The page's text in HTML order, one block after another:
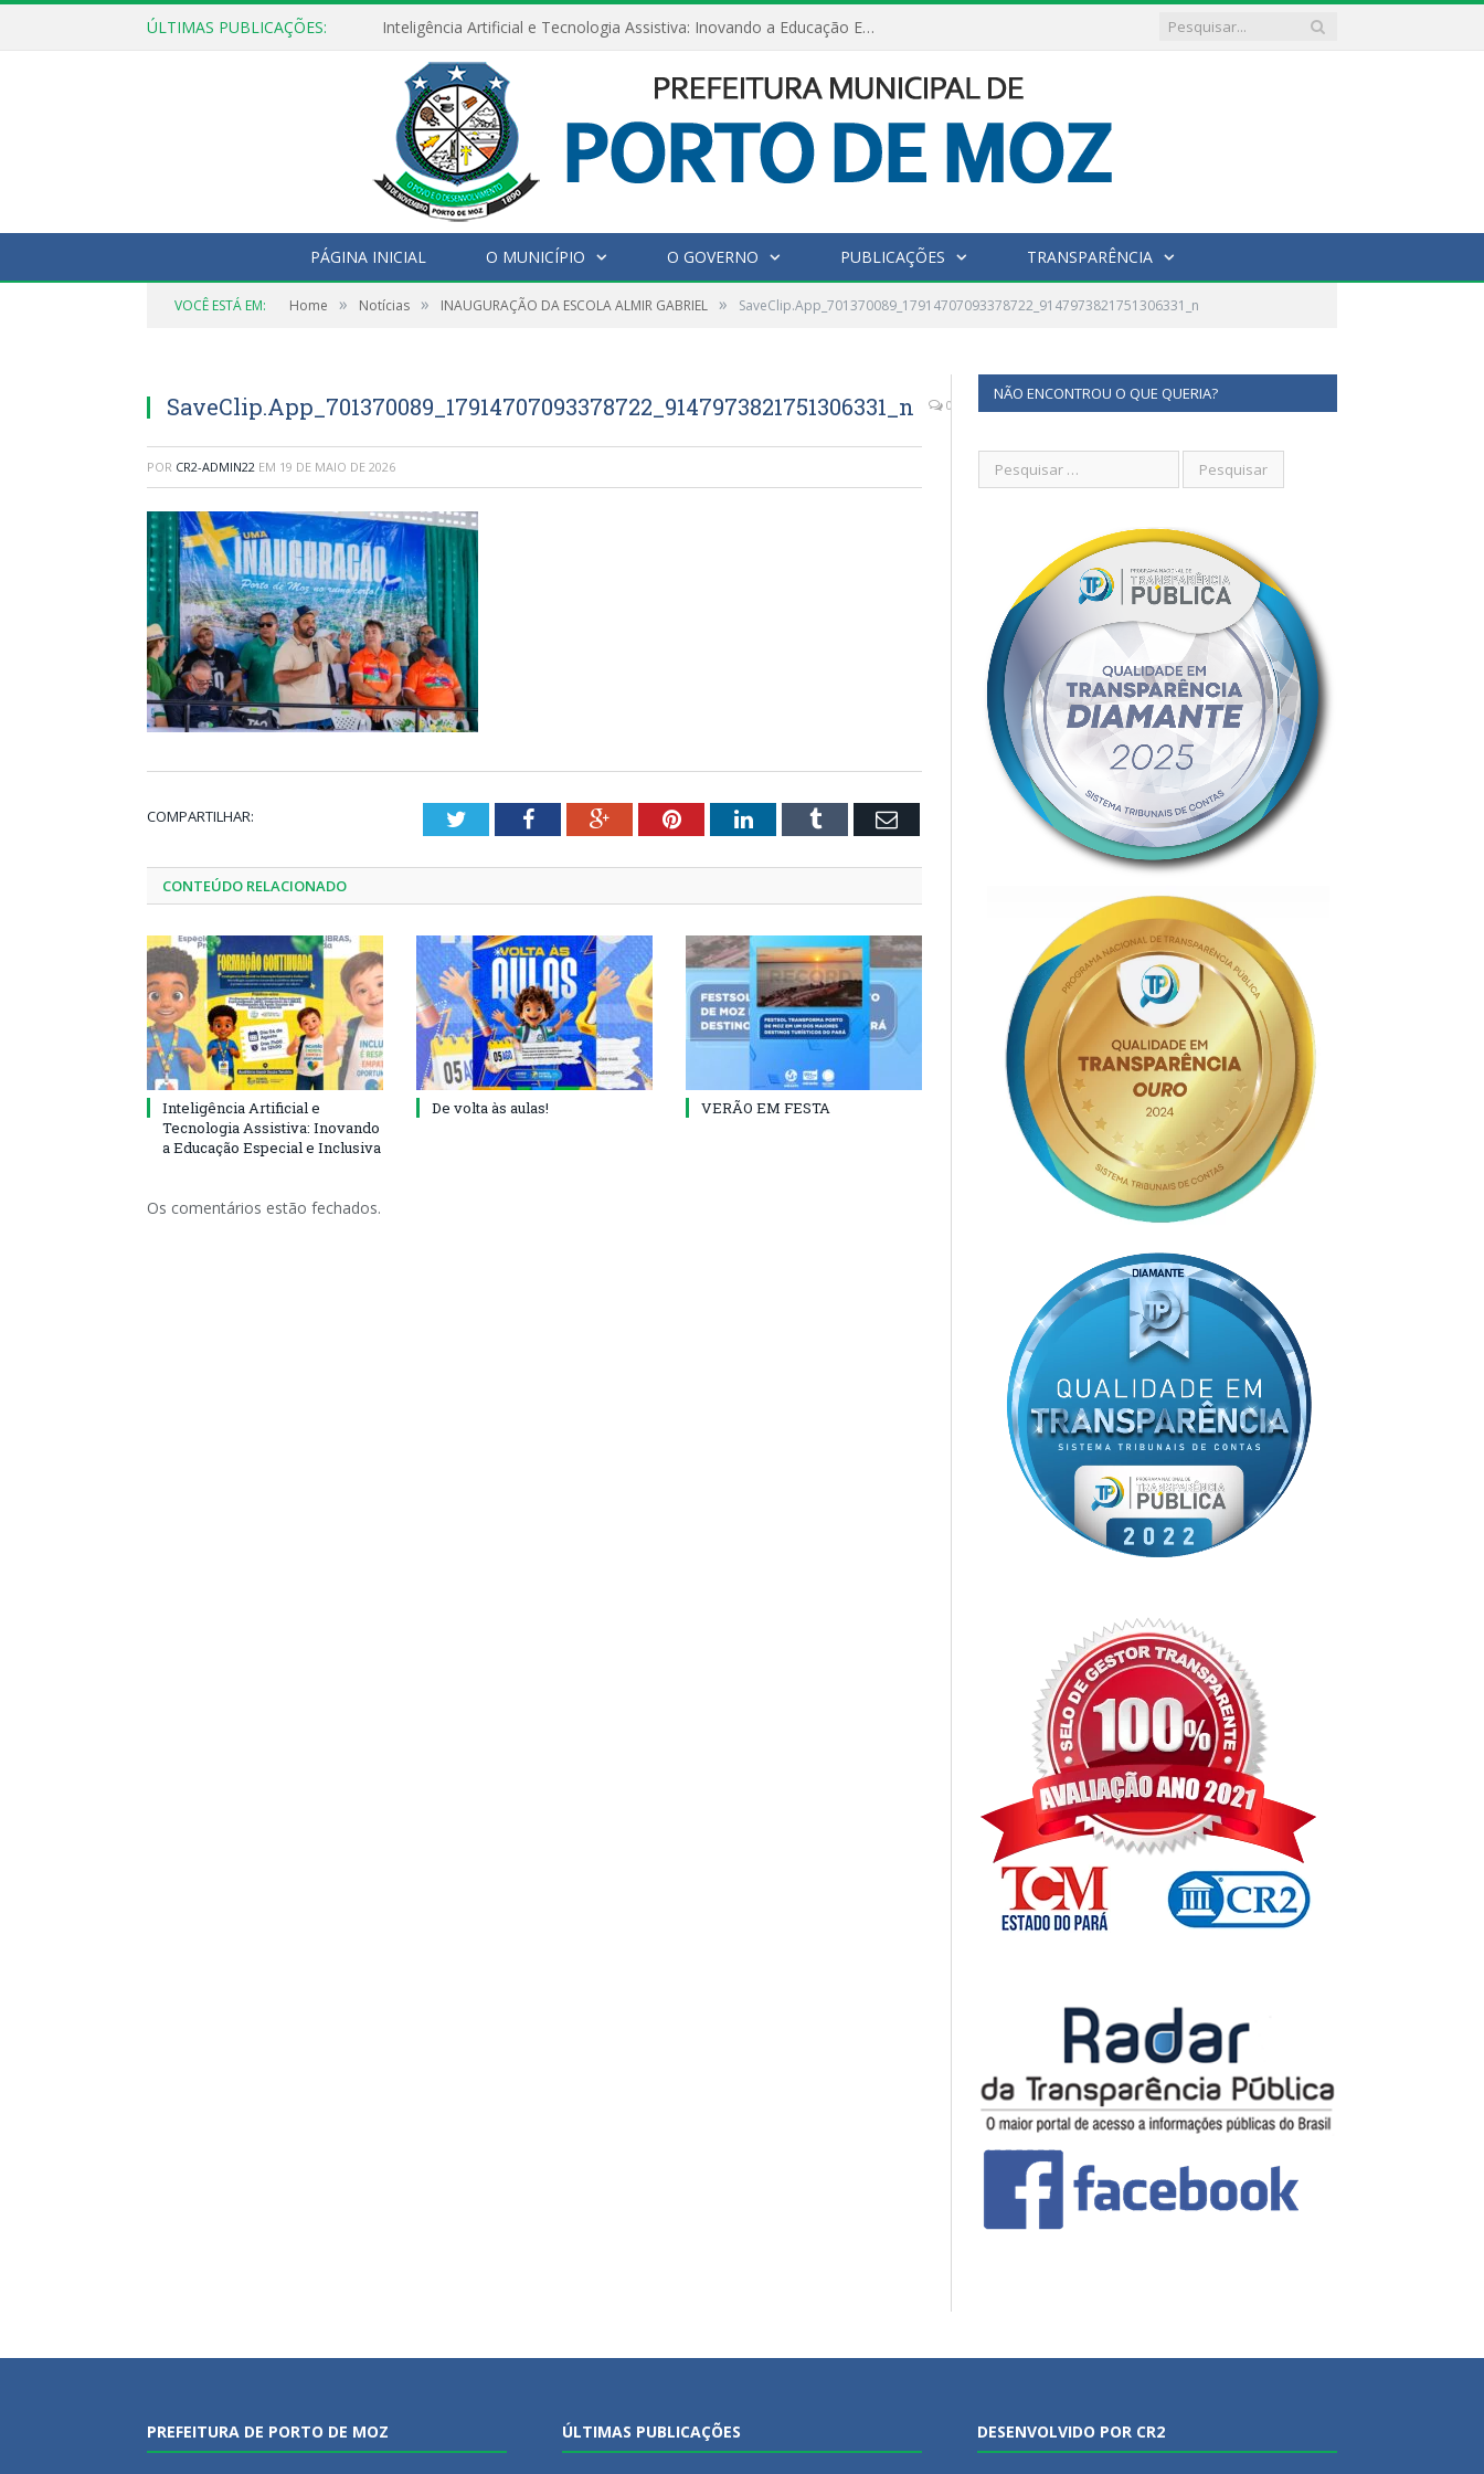
ÚLTIMAS PUBLICAÇÕES: Inteligência Artificial e Tecnologia Assistiva: Inovando a Educação Especial e Inclusiva
PÁGINA INICIAL O MUNICÍPIO O GOVERNO PUBLICAÇÕES TRANSPARÊNCIA
VOCÊ ESTÁ EM: Home » Notícias » INAUGURAÇÃO DA ESCOLA ALMIR GABRIEL » SaveClip.App_701370089_17914707093378722_9147973821751306331_n
SaveClip.App_701370089_17914707093378722_9147973821751306331_n 0
POR CR2-ADMIN22 EM 19 DE MAIO DE 2026
COMPARTILHAR: TwitterFacebookGoogle+PinterestLinkedInTumblr Email
CONTEÚDO RELACIONADO
Inteligência Artificial e
Tecnologia Assistiva: Inovando
a Educação Especial e Inclusiva
De volta às aulas! VERÃO EM FESTA
Os comentários estão fechados.
NÃO ENCONTROU O QUE QUERIA?
PREFEITURA DE PORTO DE MOZ ÚLTIMAS PUBLICAÇÕES DESENVOLVIDO POR CR2